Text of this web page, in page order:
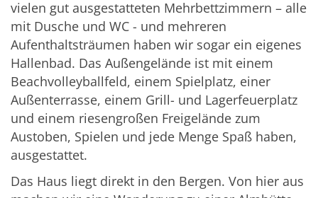
vielen gut ausgestatteten Mehrbettzimmern – alle
mit Dusche und WC - und mehreren
Aufenthaltsträumen haben wir sogar ein eigenes
Hallenbad. Das Außengelände ist mit einem
Beachvolleyballfeld, einem Spielplatz, einer
Außenterrasse, einem Grill- und Lagerfeuerplatz
und einem riesengroßen Freigelände zum
Austoben, Spielen und jede Menge Spaß haben,
ausgestattet.
Das Haus liegt direkt in den Bergen. Von hier aus